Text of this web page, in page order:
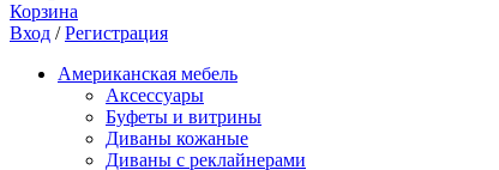
Корзина
Вход /Регистрация
Американская мебель
Аксессуары
Буфеты и витрины
Диваны кожаные
Диваны с реклайнерами